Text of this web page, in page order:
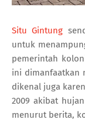
Situ Gintung
untuk
pemerintah
ini dimanfaatkan
dikenal juga
2009 akibat
menurut berita,